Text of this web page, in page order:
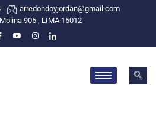
arredondoyjordan@gmail.com
905 , LIMA 15012